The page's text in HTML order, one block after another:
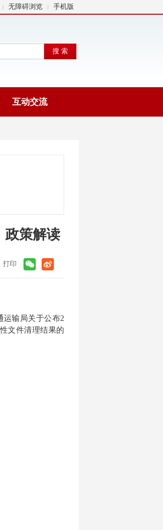
| 无障碍浏览 | 手机版
互动交流
政策解读
打印
运输局关于公布2
文件清理结果的